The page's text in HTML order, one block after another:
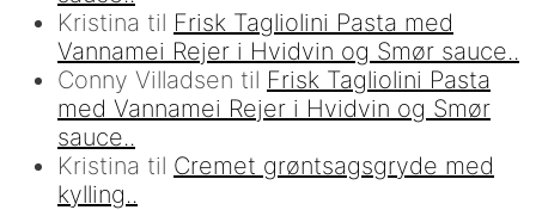
Kristina til Frisk Tagliolini Pasta med
Vannamei Rejer i Hvidvin og Smør sauce..
Conny Villadsen til Frisk Tagliolini Pasta
med Vannamei Rejer i Hvidvin og Smør
sauce..
Kristina til Cremet grøntsagsgryde med
kylling..